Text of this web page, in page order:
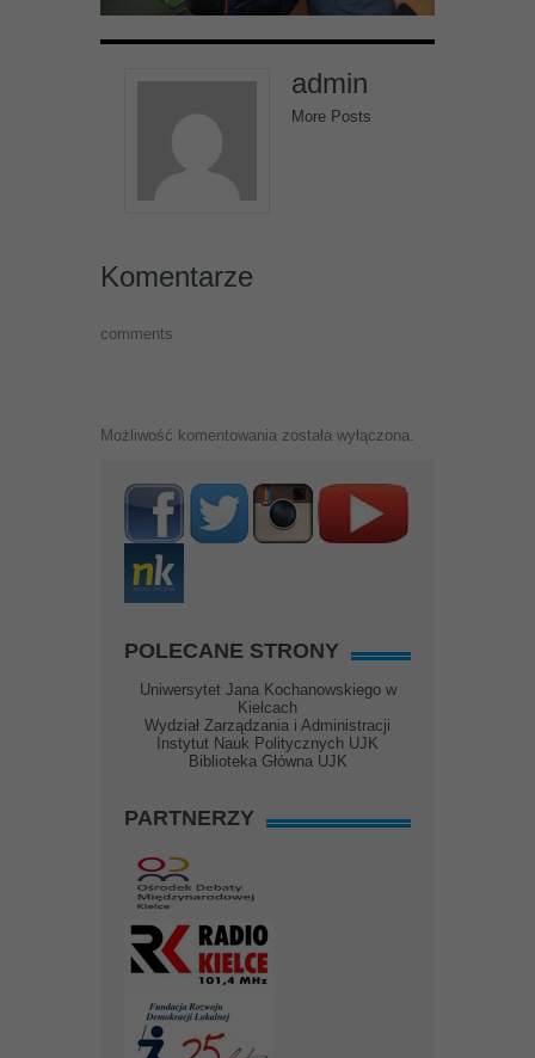
admin
More Posts
Komentarze
comments
Możliwość komentowania została wyłączona.
POLECANE STRONY
Uniwersytet Jana Kochanowskiego w
Kielcach
Wydział Zarządzania i Administracji
Instytut Nauk Politycznych UJK
Biblioteka Główna UJK
PARTNERZY